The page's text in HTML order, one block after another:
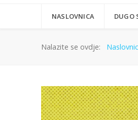
NASLOVNICA DUGO
Nalazite se ovdje: